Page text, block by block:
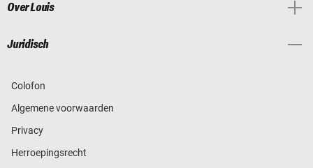
Over Louis
Juridisch
Colofon
Algemene voorwaarden
Privacy
Herroepingsrecht